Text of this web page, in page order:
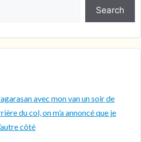
Search
avec mon van un soir de
du col, on m’a annoncé que je
côté